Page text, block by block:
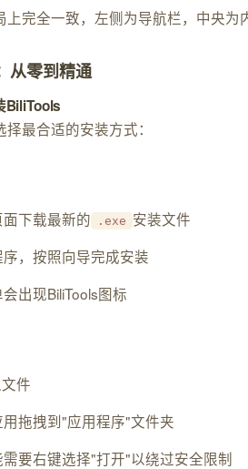
上完全一致，左侧为导航栏，中央
从零到精通
BiliTools
最合适的安装方式：
下载最新的 .exe 安装文件
，按照向导完成安装
出现BiliTools图标
件
拖拽到"应用程序"文件夹
要右键选择"打开"以绕过安全限制